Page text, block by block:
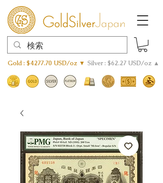
Gold : $4277.70 USD/oz ▼ Silver : $62.27 USD/oz ▲